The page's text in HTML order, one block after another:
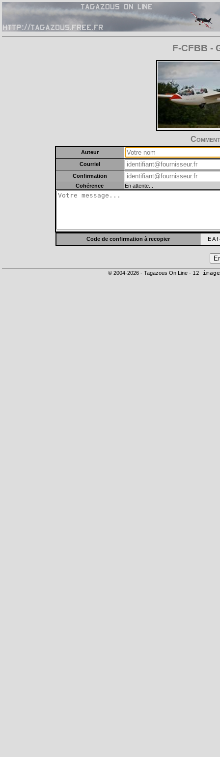
F-CFBB -
Auteur
Courriel
Confirmation
Cohérence
En attente...
Code de confirmation à recopier E A f
© 2004-2026 - Tagazous On Line - 12